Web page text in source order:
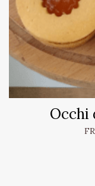
Occhi